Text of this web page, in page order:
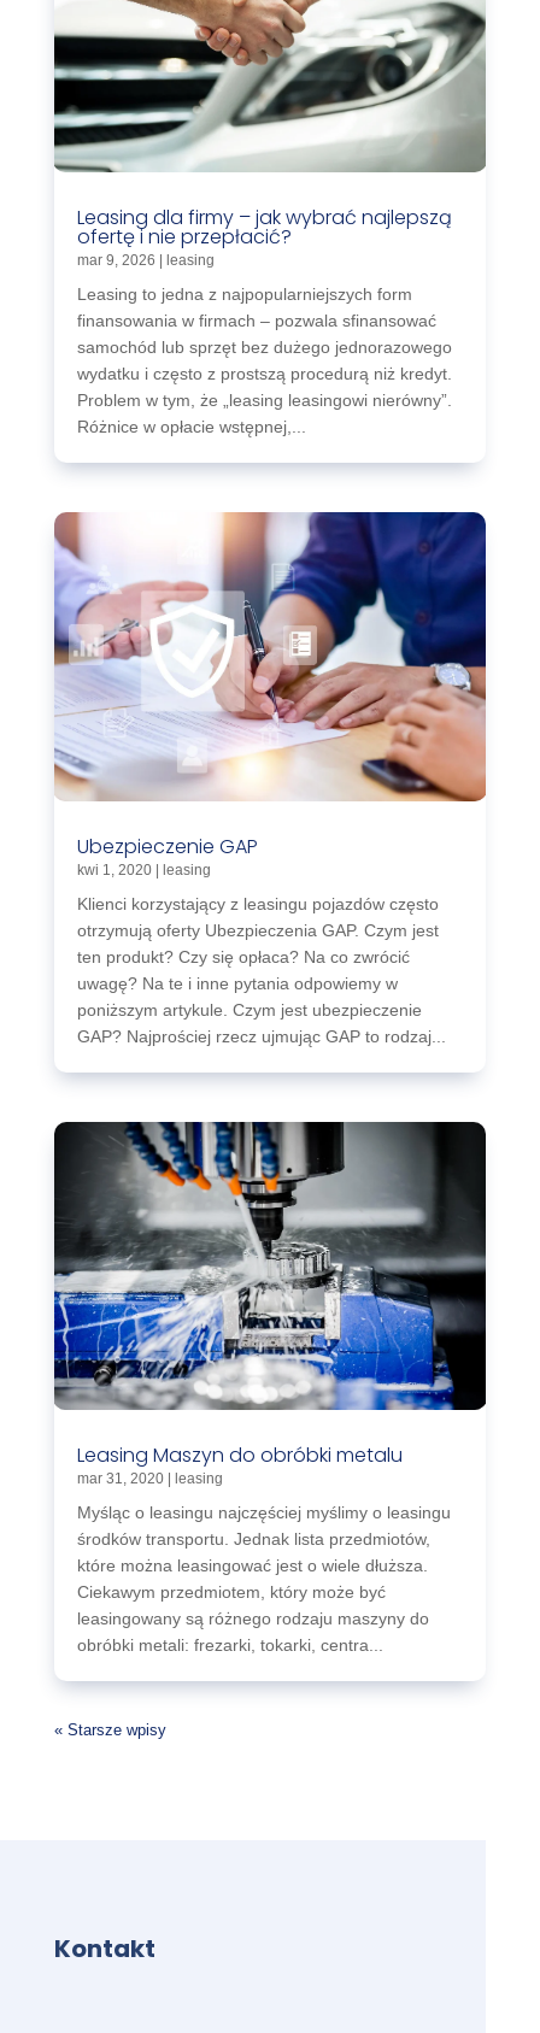
Leasing dla firmy – jak wybrać najlepszą
ofertę i nie przepłacić?
mar 9, 2026 leasing
Leasing to jedna z najpopularniejszych form
finansowania w firmach – pozwala sfinansować
samochód lub sprzęt bez dużego jednorazowego
wydatku i często z prostszą procedurą niż kredyt.
Problem w tym, że „leasing leasingowi nierówny”.
Różnice w opłacie wstępnej,...
Ubezpieczenie GAP
kwi 1, 2020| leasing
Klienci korzystający z leasingu pojazdów często
otrzymują oferty Ubezpieczenia GAP. Czym jest
ten produkt? Czy się opłaca? Na co zwrócić
uwagę? Na te i inne pytania odpowiemy w
poniższym artykule. Czym jest ubezpieczenie
GAP? Najprościej rzecz ujmując GAP to rodzaj...
Leasing Maszyn do obróbki metalu
mar 31, 2020| leasing
Myśląc o leasingu najczęściej myślimy o leasingu
środków transportu. Jednak lista przedmiotów,
które można leasingować jest o wiele dłuższa.
Ciekawym przedmiotem, który może być
leasingowany są różnego rodzaju maszyny do
obróbki metali: frezarki, tokarki, centra...
« Starsze wpisy
Kontakt